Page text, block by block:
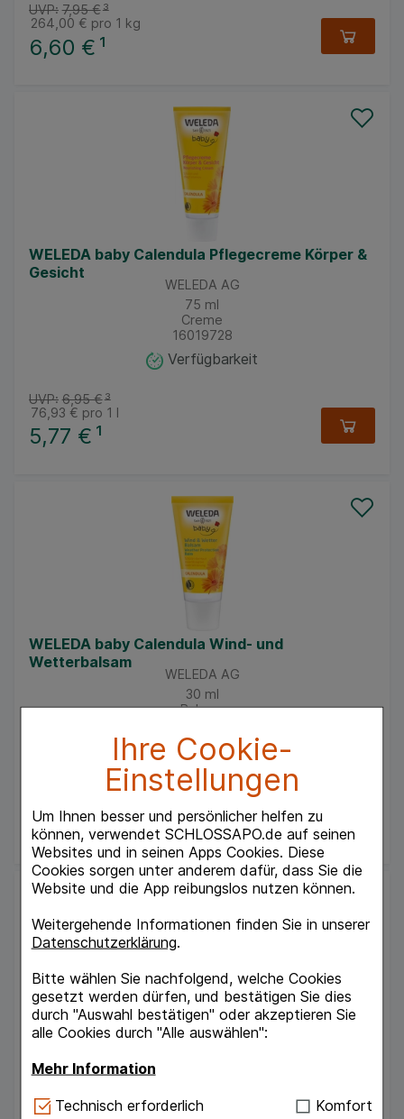
Ihre Cookie-
Einstellungen
Um Ihnen besser und persönlicher helfen zu
können, verwendet SCHLOSSAPO.de auf seinen
Websites und in seinen Apps Cookies. Diese
Cookies sorgen unter anderem dafür, dass Sie die
Website und die App reibungslos nutzen können.
Weitergehende Informationen finden Sie in unserer
Datenschutzerklärung.
Bitte wählen Sie nachfolgend, welche Cookies
gesetzt werden dürfen, und bestätigen Sie dies
durch "Auswahl bestätigen" oder akzeptieren Sie
alle Cookies durch "Alle auswählen":
Mehr Information
Technisch Notwendig:Hierbei handelt es sich um
Technisch erforderlich
Komfort
6,60 € ¹
UVP: 7,95 €³
264,00 € pro 1 kg
WELEDA baby Calendula Pflegecreme Körper &
Gesicht
WELEDA AG
75 ml
Creme
16019728
Verfügbarkeit
5,77 € ¹
UVP: 6,95 €³
76,93 € pro 1 l
WELEDA baby Calendula Wind- und
Wetterbalsam
WELEDA AG
30 ml
Balsam
Verfügbarkeit
4,94 €¹
³
WELEDA Calendula Wundschutzcreme